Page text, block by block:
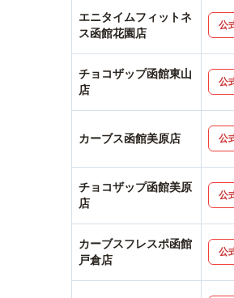
エニタイムフィットネ
ス函館花園店
公
チョコザップ函館東山
店
公
カーブス函館美原店 公
チョコザップ函館美原
店
公
カーブスフレスポ函館
戸倉店
公